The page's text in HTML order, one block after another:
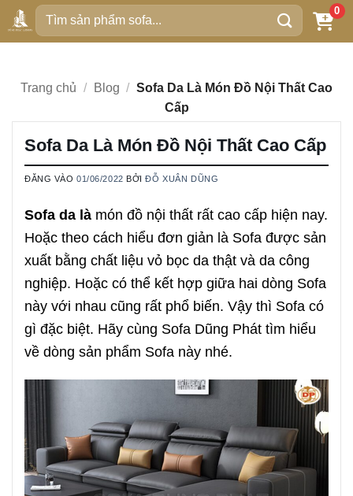
qua
Tìm
kiếm:
0
Trang chủ / Blog / Sofa Da Là Món Đồ Nội Thất Cao
Cấp
Sofa Da Là Món Đồ Nội Thất Cao Cấp
ĐĂNG VÀO01/06/2022 BỞIĐỖ XUÂN DŨNG
Sofa da là món đồ nội thất rất cao cấp hiện nay.
Hoặc theo cách hiểu đơn giản là Sofa được sản
xuất bằng chất liệu vỏ bọc da thật và da công
nghiệp. Hoặc có thể kết hợp giữa hai dòng Sofa
này với nhau cũng rất phổ biến. Vậy thì Sofa có
gì đặc biệt. Hãy cùng Sofa Dũng Phát tìm hiểu
về dòng sản phẩm Sofa này nhé.